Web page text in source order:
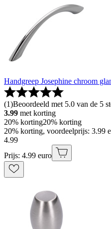
Handgreep Josephine chroom
(1)Beoordeeld met 5.0 van de 5
3.99 met korting
20% korting20% korting
20% korting, voordeelprijs: 3.99
4.99
Prijs: 4.99 euro